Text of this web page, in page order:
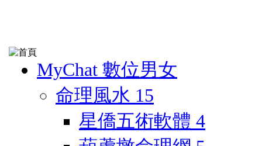
MyChat 數位男女
命理風水 15
星僑五術軟體 4